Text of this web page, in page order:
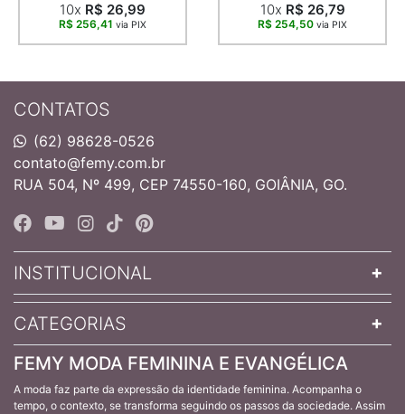
10x R$ 26,99
R$ 256,41 via PIX
10x R$ 26,79
R$ 254,50 via PIX
CONTATOS
(62) 98628-0526
contato@femy.com.br
RUA 504, Nº 499, CEP 74550-160, GOIÂNIA, GO.
INSTITUCIONAL
CATEGORIAS
FEMY MODA FEMININA E EVANGÉLICA
A moda faz parte da expressão da identidade feminina. Acompanha o
tempo, o contexto, se transforma seguindo os passos da sociedade. Assim